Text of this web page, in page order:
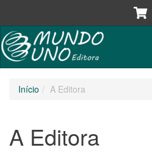
para
Início A Editora
A Editora